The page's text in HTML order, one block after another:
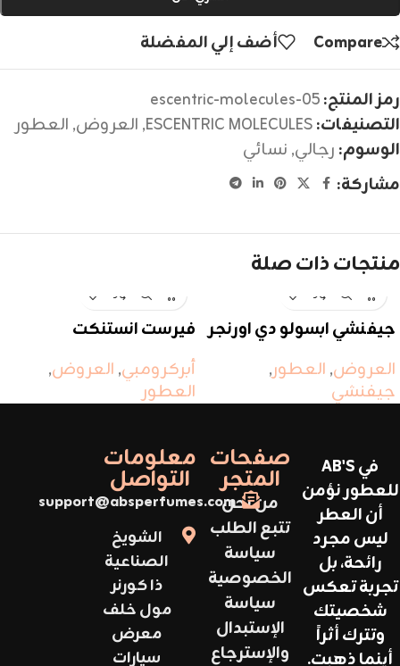
Compare أضف إلي المفضلة
رمز المنتج:escentric-molecules-05
التصنيفات:ESCENTRIC MOLECULES
, العروض, العطور
الوسوم: رجالي, نسائي
مشاركة:
منتجات ذات صلة
جيفنشي ابسولو دي اورنجر
العروض, العطور,
جيفنشي
فيرست انستنكت
أبركرومبي, العروض,
العطور
في AB'S
للعطور نؤمن
أن العطر
ليس مجرد
رائحة، بل
تجربة تعكس
شخصيتك
وتترك أثراً
أينما ذهبت.
صفحات
المتجر
من نحن
تتبع الطلب
سياسة
الخصوصية
سياسة
الإستبدال
والإسترجاع
معلومات
التواصل
support@absperfumes.com
الشويخ
الصناعية
ذا كورنر
مول خلف
معرض
سيارات